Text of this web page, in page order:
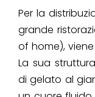
Per la
grande
of home),
La sua
di gelato al